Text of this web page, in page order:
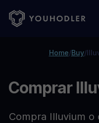
Home/Buy/
Comprar
Compra Illuvium